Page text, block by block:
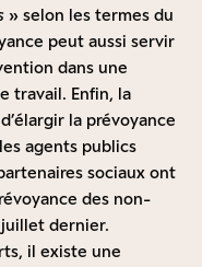
» selon les termes du
peut aussi servir
dans une
travail. Enfin, la
la prévoyance
agents publics
sociaux ont
des non-
dernier.
il existe une